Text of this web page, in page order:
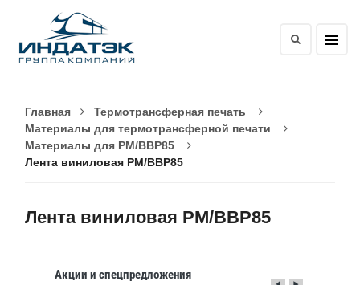
Главная
Термотрансферная печать
Материалы для термотрансферной печати
Материалы для PM/BBP85
Лента виниловая PM/BBP85
Лента виниловая PM/BBP85
Акции и спецпредложения